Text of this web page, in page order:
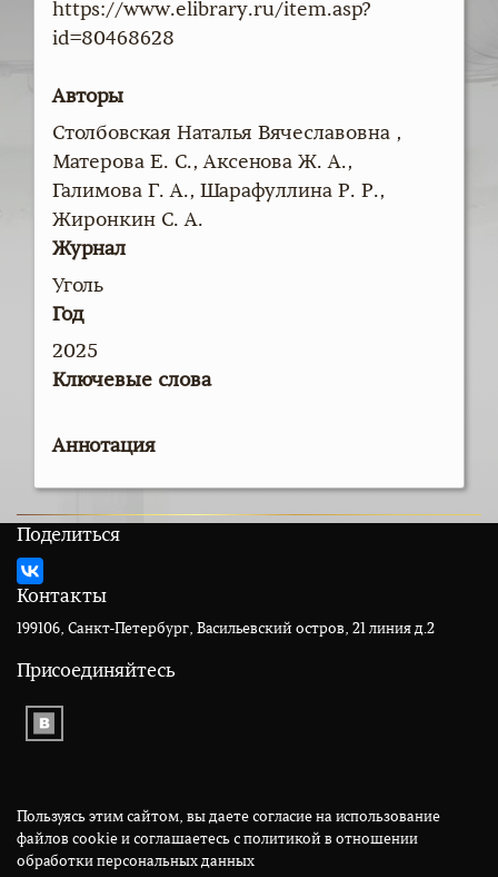
https://www.elibrary.ru/item.asp?
id=80468628
Авторы
Столбовская Наталья Вячеславовна ,
Матерова Е. С., Аксенова Ж. А.,
Галимова Г. А., Шарафуллина Р. Р.,
Жиронкин С. А.
Журнал
Уголь
Год
2025
Ключевые слова
Аннотация
Поделиться
Контакты
199106, Санкт-Петербург, Васильевский остров, 21 линия д.2
Присоединяйтесь
Пользуясь этим сайтом, вы даете согласие на использование
файлов cookie и соглашаетесь с политикой в отношении
обработки персональных данных